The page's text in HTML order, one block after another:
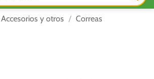
Accesorios y otros / Correas